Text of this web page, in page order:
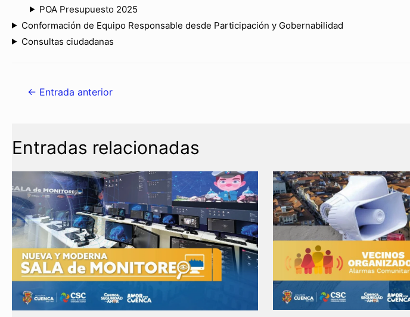
POA Presupuesto 2025
Conformación de Equipo Responsable desde Participación y Gobernabilidad
Consultas ciudadanas
← Entrada anterior
Entradas relacionadas